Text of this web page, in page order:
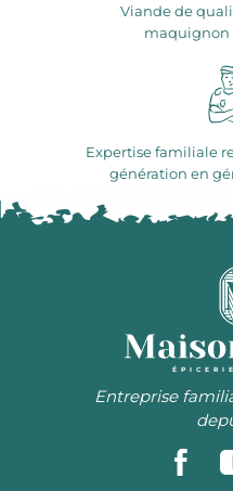
Viande de
maquignon
Expertise familiale
génération en
Entreprise